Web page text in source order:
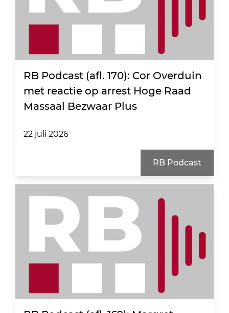
RB Podcast (afl. 170): Cor Overduin
met reactie op arrest Hoge Raad
Massaal Bezwaar Plus
22 juli 2026
RB Podcast